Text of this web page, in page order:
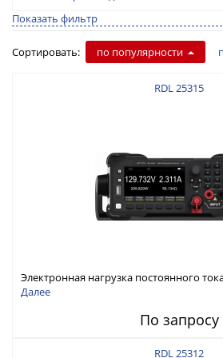
Показать фильтр
Сортировать: по популярности
RDL 25315
Электронная нагрузка постоянного
В, 30 А, 300 Вт
Далее
По запросу
RDL 25312